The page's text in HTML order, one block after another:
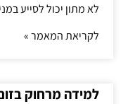
לא מתון יכול לסייע
לקריאת המאמר »
למידה מרחוק